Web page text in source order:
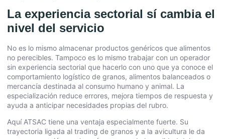
La experiencia sectorial sí cambia el
nivel del servicio
No es lo mismo almacenar productos genéricos que alimentos
no perecibles. Tampoco es lo mismo trabajar con un operador
sin experiencia sectorial que hacerlo con uno que ya conoce el
comportamiento logístico de granos, alimentos balanceados o
mercancía destinada al consumo humano y animal. La
especialización reduce errores, mejora tiempos de respuesta y
ayuda a anticipar necesidades propias del rubro.
Aquí ATSAC tiene una ventaja especialmente fuerte. Su
trayectoria ligada al trading de granos y a la avicultura le da